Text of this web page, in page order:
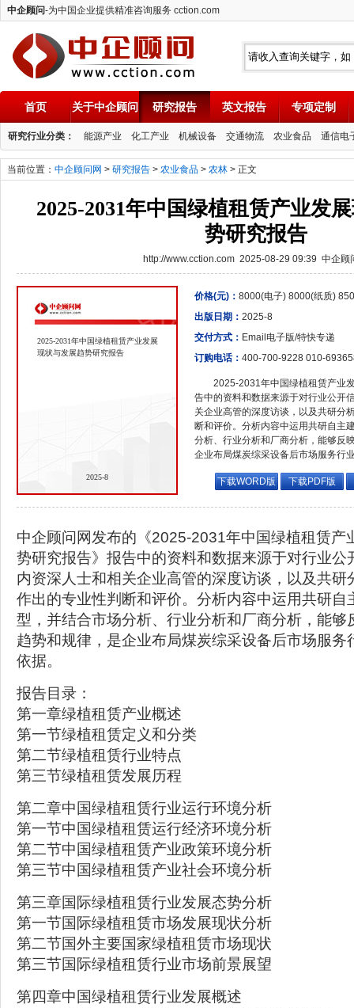
中企顾问-为中国企业提供精准咨询服务 cction.com
中企顾问
首页 关于中企顾问 研究报告 英文报告 专项定制
研究行业分类： 能源产业 化工产业 机械设备 交通物流 农业食品 通信电
当前位置： 中企顾问网 > 研究报告 > 农业食品 > 农林 > 正文
2025-2031年中国绿植租赁产业发
势研究报告
http://www.cction.com 2025-08-29 09:39 中企顾
2025-2031年中国绿植租赁产业发展
现状与发展趋势研究报告
2025-8
价格(元)： 8000(电子) 8000(纸质)
出版日期： 2025-8
交付方式： Email电子版/特快专递
订购电话： 400-700-9228 010-
2025-2031年中国绿植租赁产业
告中的资料和数据来源于对行业公开
关企业高管的深度访谈，以及共研分
断和评价。分析内容中运用共研自主
分析、行业分析和厂商分析，能够反
企业布局煤炭综采设备后市场服务行
下载WORD版 下载PDF版
中企顾问网发布的《2025-2031年中国绿植租赁产
势研究报告》报告中的资料和数据来源于对行业公
内资深人士和相关企业高管的深度访谈，以及共研
作出的专业性判断和评价。分析内容中运用共研自
型，并结合市场分析、行业分析和厂商分析，能够
趋势和规律，是企业布局煤炭综采设备后市场服务
依据。
报告目录：
第一章绿植租赁产业概述
第一节绿植租赁定义和分类
第二节绿植租赁行业特点
第三节绿植租赁发展历程
第二章中国绿植租赁行业运行环境分析
第一节中国绿植租赁运行经济环境分析
第二节中国绿植租赁产业政策环境分析
第三节中国绿植租赁产业社会环境分析
第三章国际绿植租赁行业发展态势分析
第一节国际绿植租赁市场发展现状分析
第二节国外主要国家绿植租赁市场现状
第三节国际绿植租赁行业市场前景展望
第四章中国绿植租赁行业发展概述